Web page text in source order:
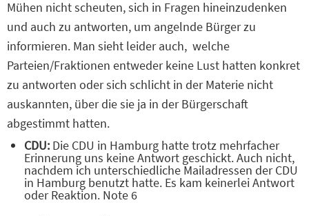
Mühen nicht scheuten, sich in Fragen hineinzudenken
und auch zu antworten, um angelnde Bürger zu
informieren. Man sieht leider auch, welche
Parteien/Fraktionen entweder keine Lust hatten konkret
zu antworten oder sich schlicht in der Materie nicht
auskannten, über die sie ja in der Bürgerschaft
abgestimmt hatten.
CDU: Die CDU in Hamburg hatte trotz mehrfacher
Erinnerung uns keine Antwort geschickt. Auch nicht,
nachdem ich unterschiedliche Mailadressen der CDU
in Hamburg benutzt hatte. Es kam keinerlei Antwort
oder Reaktion. Note 6